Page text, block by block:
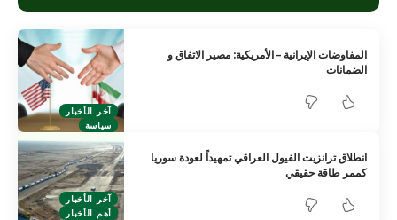
آخر الأخبار
سياسة
المفاوضات الإيرانية – الأمريكية: مصير الاتفاق و
الضمانات
آخر الأخبار
أهم الأخبار
انطلاق ترانزيت الفيول العراقي تمهيداً لعودة سوريا
كممر طاقة حقيقي